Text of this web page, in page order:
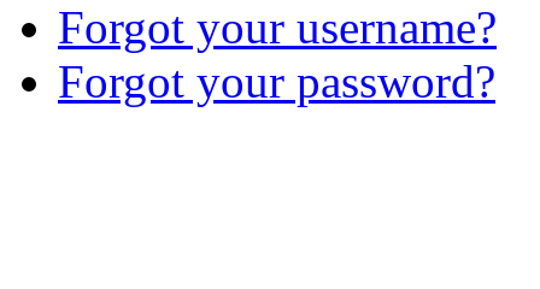
Forgot your username?
Forgot your password?